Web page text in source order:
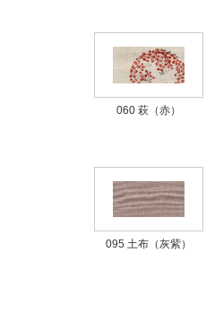
060 萩（赤）
095 土布（灰紫）